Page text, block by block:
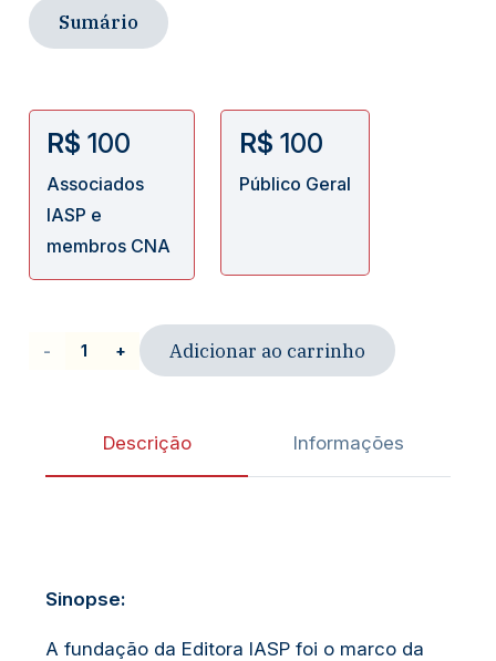
Sumário
R$100
Associados
IASP e
membros CNA
R$100
Público Geral
Livro
DEDICAÇÃO
-
Adicionar ao carrinho
Descrição Informações
Sinopse:
A fundação da Editora IASP foi o marco da